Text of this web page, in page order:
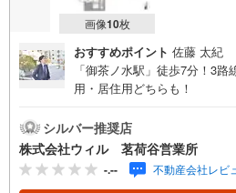
画像10枚
おすすめポイント 佐藤 太紀
「御茶ノ水駅」徒歩7分！3
用・居住用どちらも！
シルバー推奨店
株式会社ウィル 茗荷谷営業所
-.-- 不動産会社レビ